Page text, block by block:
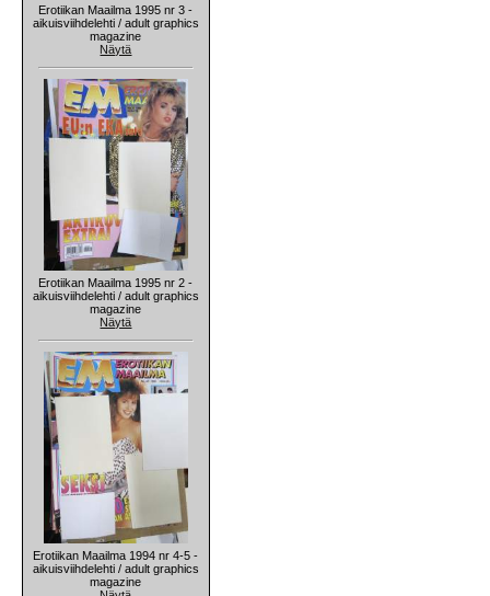
Erotiikan Maailma 1995 nr 3 -
aikuisviihdelehti / adult graphics
magazine
Näytä
Erotiikan Maailma 1995 nr 2 -
aikuisviihdelehti / adult graphics
magazine
Näytä
Erotiikan Maailma 1994 nr 4-5 -
aikuisviihdelehti / adult graphics
magazine